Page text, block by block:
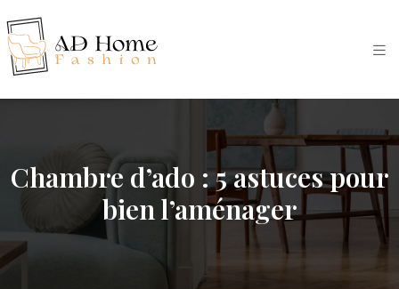
Chambre d’ado : 5 astuces pour
bien l’aménager